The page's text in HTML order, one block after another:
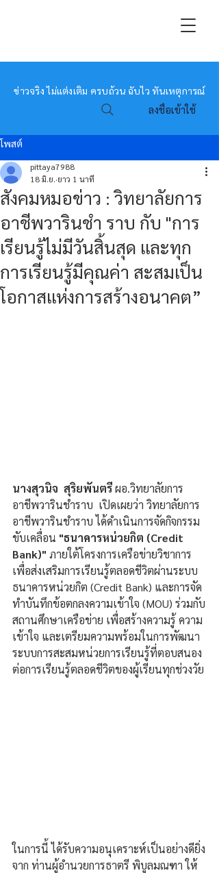
หมอข่าว
ข่าวจริง ไม่แต่งเติม ครบถ้วน ฉับไว ทันเหตุการณ์
ลงชื่อเข้าใช้
โพสต์
สังคมหมอข่าว : วิทยาลัยการ
อาชีพวารินชำ ราบ กับ "การ
เรียนรู้ไม่มีวันสิ้นสุด และทุก
การเรียนรู้มีคุณค่า สะสมเป็น
โอกาสแห่งการสร้างอนาคต”
pittaya7988
18 มิ.ย. ยาว 1 นาที
นางสุวนิจ  สุริยพันตรี ผอ.วิทยาลัยการ
อาชีพวารินชำราบ  เปิดเผยว่า วิทยาลัยการ
อาชีพวารินชำราบ ได้ดำเนินการจัดกิจกรรม
ขับเคลื่อน "ธนาคารหน่วยกิต (Credit
Bank)" ภายใต้โครงการเครือข่ายวิชาการ
เพื่อส่งเสริมการเรียนรู้ตลอดชีวิตผ่านระบบ
ธนาคารหน่วยกิต (Credit Bank) และการจัด
ทำบันทึกข้อตกลงความเข้าใจ (MOU) ร่วมกับ
สถานศึกษาเครือข่าย เพื่อสร้างความรู้ ความ
เข้าใจ และเตรียมความพร้อมในการพัฒนา
ระบบการสะสมหน่วยการเรียนรู้ที่ตอบสนอง
ต่อการเรียนรู้ตลอดชีวิตของผู้เรียนทุกช่วงวัย
ในการนี้ ได้รับความอนุเคราะห์เป็นอย่างดียิ่ง
จาก ท่านผู้อำนวยการธาตรี พิบูลมณฑา ให้